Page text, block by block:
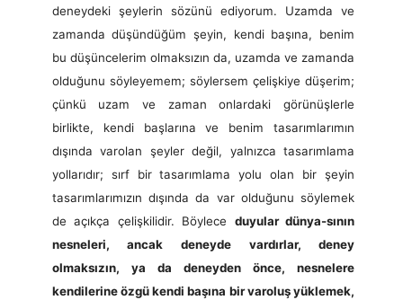
deneydeki şeylerin sözünü ediyorum. Uzamda ve
zamanda düşündüğüm şeyin, kendi başına, benim
bu düşüncelerim olmaksızın da, uzamda ve zamanda
olduğunu söyleyemem; söylersem çelişkiye düşerim;
çünkü uzam ve zaman onlardaki görünüşlerle
birlikte, kendi başlarına ve benim tasarımlarımın
dışında varolan şeyler değil, yalnızca tasarımlama
yollarıdır; sırf bir tasarımlama yolu olan bir şeyin
tasarımlarımızın dışında da var olduğunu söylemek
de açıkça çelişkilidir. Böylece duyular dünya-sının
nesneleri, ancak deneyde vardırlar, deney
olmaksızın, ya da deneyden önce, nesnelere
kendilerine özgü kendi başına bir varoluş yüklemek,